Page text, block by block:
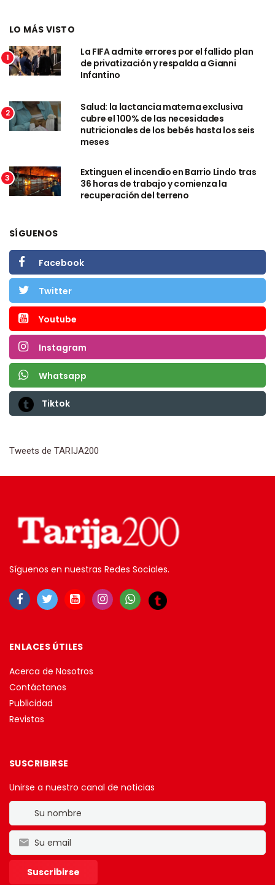
LO MÁS VISTO
1
La FIFA admite errores por el fallido plan
de privatización y respalda a Gianni
Infantino
2
Salud: la lactancia materna exclusiva
cubre el 100% de las necesidades
nutricionales de los bebés hasta los seis
meses
3
Extinguen el incendio en Barrio Lindo tras
36 horas de trabajo y comienza la
recuperación del terreno
SÍGUENOS
Facebook
Twitter
Youtube
Instagram
Whatsapp
Tiktok
Tweets de TARIJA200
Síguenos en nuestras Redes Sociales.
ENLACES ÚTILES
Acerca de Nosotros
Contáctanos
Publicidad
Revistas
SUSCRIBIRSE
Unirse a nuestro canal de noticias